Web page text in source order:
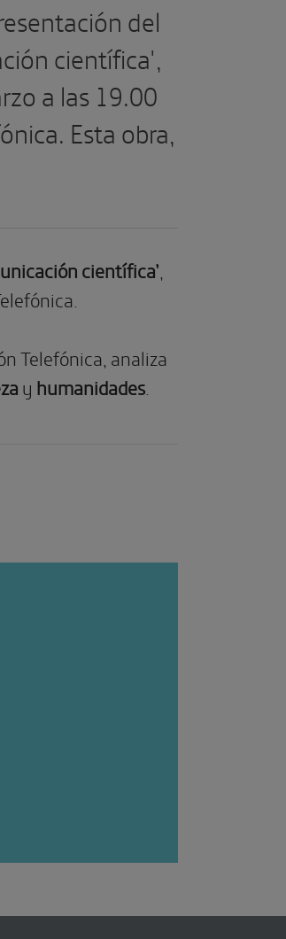
del
científica',
a las 19.00
Esta obra,
científica’
Telefónica, analiza
y humanidades